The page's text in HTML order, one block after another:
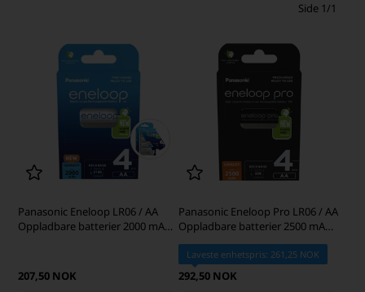
Side 1/1
Panasonic Eneloop LR06 / AA
Oppladbare batterier 2000 mAh
207,50 NOK
Panasonic Eneloop Pro LR06 / AA
Oppladbare batterier 2500 mAh
Laveste enhetspris: 261,25 NOK
292,50 NOK